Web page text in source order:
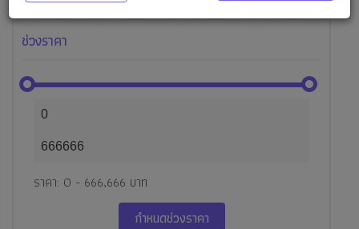
ช่วงราคา
ราคา: 0 - 666,666 บาท
กำหนดช่วงราคา